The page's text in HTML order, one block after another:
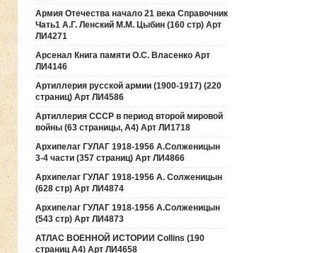
Армия Отечества начало 21 века Справочник
Чать1 А.Г. Ленский М.М. Цыбин (160 стр) Арт
ЛИ4271
Арсенал Книга памяти О.С. Власенко Арт
ЛИ4146
Артиллерия русской армии (1900-1917) (220
страниц) Арт ЛИ4586
Артиллерия СССР в период второй мировой
войны (63 страницы, А4) Арт ЛИ1718
Архипелаг ГУЛАГ 1918-1956 А.Солженицын
3-4 части (357 страниц) Арт ЛИ4866
Архипелаг ГУЛАГ 1918-1956 А. Солженицын
(628 стр) Арт ЛИ4874
Архипелаг ГУЛАГ 1918-1956 А.Солженицын
(543 стр) Арт ЛИ4873
АТЛАС ВОЕННОЙ ИСТОРИИ Collins (190
страниц А4) Арт ЛИ4658